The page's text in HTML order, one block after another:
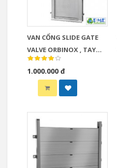
VAN CỔNG SLIDE GATE
VALVE ORBINOX , TAY
QUAY, MODEL CC
1.000.000 đ